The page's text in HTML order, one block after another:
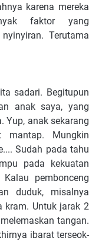
karena mereka
faktor yang
Terutama
sadari. Begitupun
anak saya, yang
Yup, anak sekarang
mantap. Mungkin
Sudah pada tahu
pada kekuatan
pembonceng
duduk, misalnya
kram. Untuk jarak 2
tangan.
ibarat terseok-